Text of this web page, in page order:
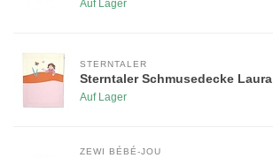
Auf Lager
STERNTALER
Sterntaler Schmusedecke Laura
Auf Lager
ZEWI BÉBÉ-JOU